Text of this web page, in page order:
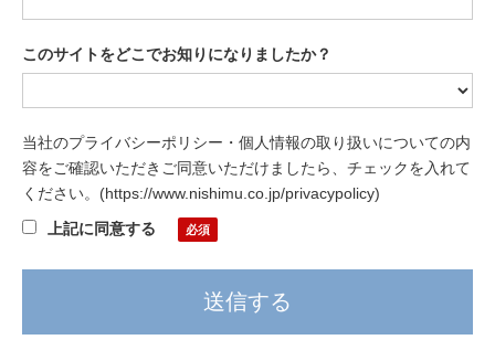
このサイトをどこでお知りになりましたか？
当社のプライバシーポリシー・個人情報の取り扱いについての内
容をご確認いただきご同意いただけましたら、チェックを入れて
ください。 (https://www.nishimu.co.jp/privacypolicy)
上記に同意する